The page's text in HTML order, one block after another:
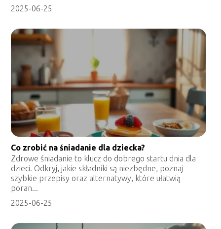
2025-06-25
Co zrobić na śniadanie dla dziecka?
Zdrowe śniadanie to klucz do dobrego startu dnia dla
dzieci. Odkryj, jakie składniki są niezbędne, poznaj
szybkie przepisy oraz alternatywy, które ułatwią
poran...
2025-06-25